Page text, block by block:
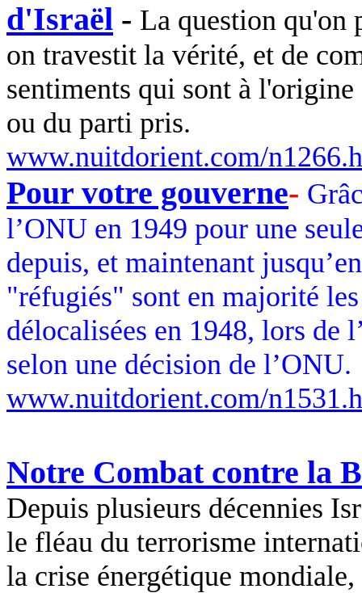
d'Israël - La question qu'on
on travestit la vérité, et de
sentiments qui sont à
ou du parti pris.
www.nuitdorient.com/
Pour votre gouverne-
l’ONU en 1949 pour une
depuis, et maintenant
"réfugiés" sont en majorité les
délocalisées en 1948, lors de
selon une décision de l’ONU.
www.nuitdorient.com/
Notre Combat contre la
Depuis plusieurs décennies
le fléau du terrorisme
la crise énergétique